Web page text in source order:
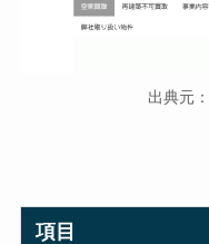
出典元：
項目